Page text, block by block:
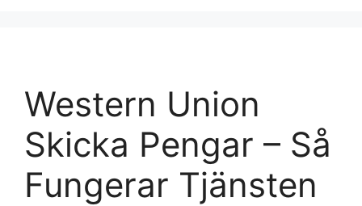
Western Union
Skicka Pengar – Så
Fungerar Tjänsten